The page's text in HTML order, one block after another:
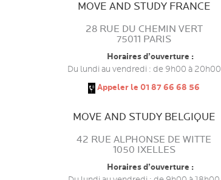
MOVE AND STUDY FRANCE
28 RUE DU CHEMIN VERT
75011 PARIS
Horaires d’ouverture :
Du lundi au vendredi : de 9h00 à 20h00
Appeler le 01 87 66 68 56
MOVE AND STUDY BELGIQUE
42 RUE ALPHONSE DE WITTE
1050 IXELLES
Horaires d’ouverture :